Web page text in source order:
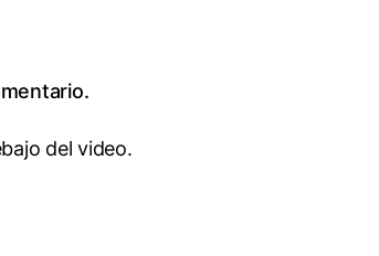
del video.